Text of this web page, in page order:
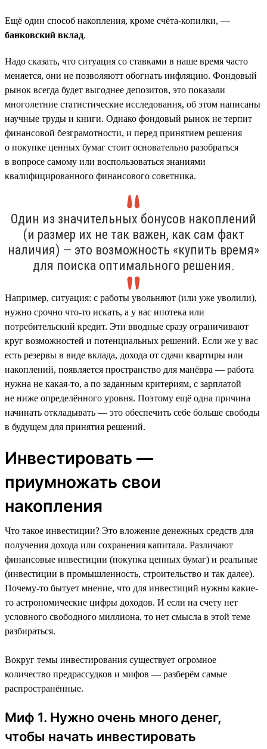
Ещё один способ накопления, кроме счёта-копилки, —
банковский вклад.
Надо сказать, что ситуация со ставками в наше время часто
меняется, они не позволяютт обогнать инфляцию. Фондовый
рынок всегда будет выгоднее депозитов, это показали
многолетние статистические исследования, об этом написаны
научные труды и книги. Однако фондовый рынок не терпит
финансовой безграмотности, и перед принятием решения
о покупке ценных бумаг стоит основательно разобраться
в вопросе самому или воспользоваться знаниями
квалифицированного финансового советника.
Один из значительных бонусов накоплений
(и размер их не так важен, как сам факт
наличия) — это возможность «купить время»
для поиска оптимального решения.
Например, ситуация: с работы увольняют (или уже уволили),
нужно срочно что-то искать, а у вас ипотека или
потребительский кредит. Эти вводные сразу ограничивают
круг возможностей и потенциальных решений. Если же у вас
есть резервы в виде вклада, дохода от сдачи квартиры или
накоплений, появляется пространство для манёвра — работа
нужна не какая-то, а по заданным критериям, с зарплатой
не ниже определённого уровня. Поэтому ещё одна причина
начинать откладывать — это обеспечить себе больше свободы
в будущем для принятия решений.
Инвестировать —
приумножать свои
накопления
Что такое инвестиции? Это вложение денежных средств для
получения дохода или сохранения капитала. Различают
финансовые инвестиции (покупка ценных бумаг) и реальные
(инвестиции в промышленность, строительство и так далее).
Почему-то бытует мнение, что для инвестиций нужны какие-
то астрономические цифры доходов. И если на счету нет
условного свободного миллиона, то нет смысла в этой теме
разбираться.
Вокруг темы инвестирования существует огромное
количество предрассудков и мифов — разберём самые
распространённые.
Миф 1. Нужно очень много денег,
чтобы начать инвестировать